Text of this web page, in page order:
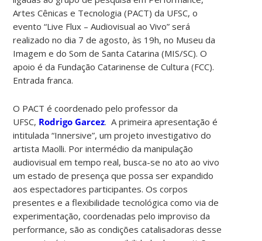
Artes Cênicas e Tecnologia (PACT) da UFSC, o
evento “Live Flux – Audiovisual ao Vivo” será
realizado no dia 7 de agosto, às 19h, no Museu da
Imagem e do Som de Santa Catarina (MIS/SC). O
apoio é da Fundação Catarinense de Cultura (FCC).
Entrada franca.
O PACT é coordenado pelo professor da
UFSC, Rodrigo Garcez. A primeira apresentação é
intitulada “Innersive”, um projeto investigativo do
artista Maolli. Por intermédio da manipulação
audiovisual em tempo real, busca-se no ato ao vivo
um estado de presença que possa ser expandido
aos espectadores participantes. Os corpos
presentes e a flexibilidade tecnológica como via de
experimentação, coordenadas pelo improviso da
performance, são as condições catalisadoras desse